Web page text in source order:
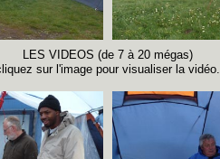
LES VIDEOS (de 7 à 20 mégas)
sur l'image pour visualiser la vidéo.